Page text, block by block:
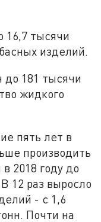
16,7 тысячи
изделий.
до 181 тысячи
жидкого
пять лет в
производить
2018 году до
12 раз выросло
- с 1,6
Почти на